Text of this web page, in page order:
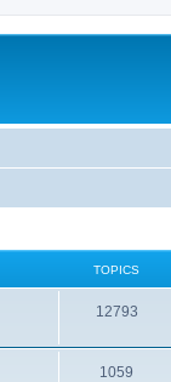
TOPICS
12793
1059